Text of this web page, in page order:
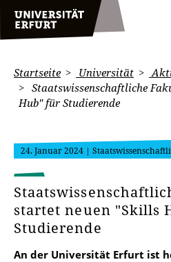
Startseite Universität
Staatswissenschaftliche
Hub" für Studierende
24. Januar 2024 |
startet neuen "Skills
Studierende
An der Universität Erfurt ist